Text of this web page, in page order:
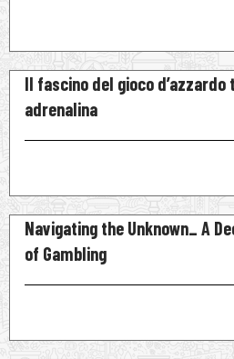
Il fascino del gioco d’azzardo
adrenalina
Navigating the Unknown_ A
of Gambling